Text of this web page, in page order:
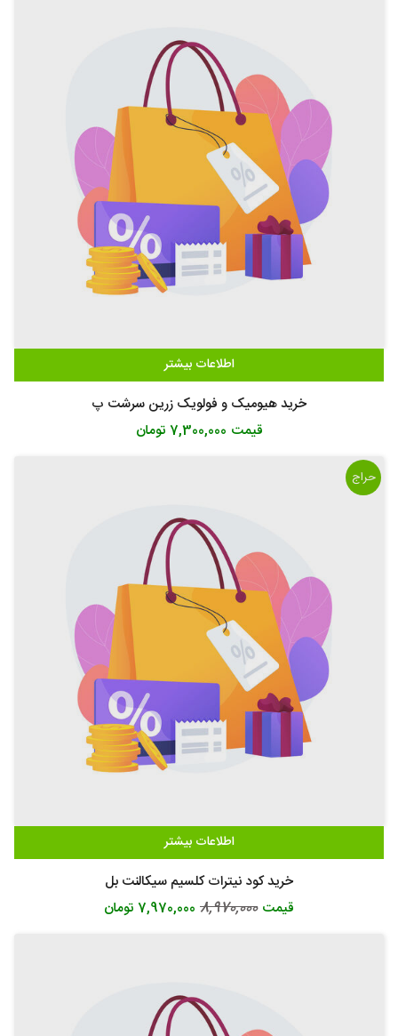
اطلاعات بیشتر
خرید هیومیک و فولویک زرین سرشت پ
قیمت 7,300,000 تومان
حراج
اطلاعات بیشتر
خرید کود نیترات کلسیم سیکالنت بل
قیمت 8,970,000 7,970,000 تومان